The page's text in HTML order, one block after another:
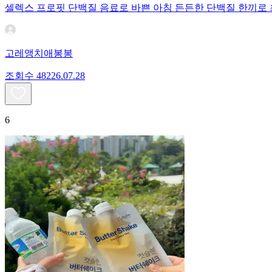
셀렉스 프로핏 단백질 음료로 바쁜 아침 든든한 단백질 한끼로
고레앵치애봉봉
조회수 48226.07.28
6